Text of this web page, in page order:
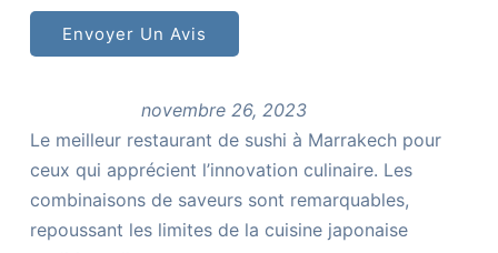
Envoyer Un Avis
novembre 26, 2023
Le meilleur restaurant de sushi à Marrakech pour
ceux qui apprécient l’innovation culinaire. Les
combinaisons de saveurs sont remarquables,
repoussant les limites de la cuisine japonaise